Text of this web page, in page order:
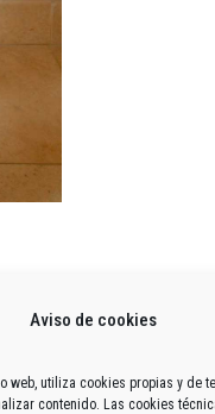
Aviso de cookies
web, utiliza cookies propias y de
contenido. Las cookies
la playa o como